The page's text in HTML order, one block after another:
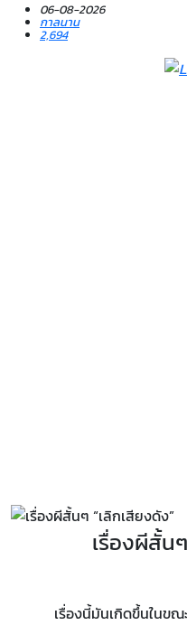
06-08-2026
กาลนาน
2,694
เรื่องผีสั้น
เรื่องนี้มันเกิดขึ้นในขณะ